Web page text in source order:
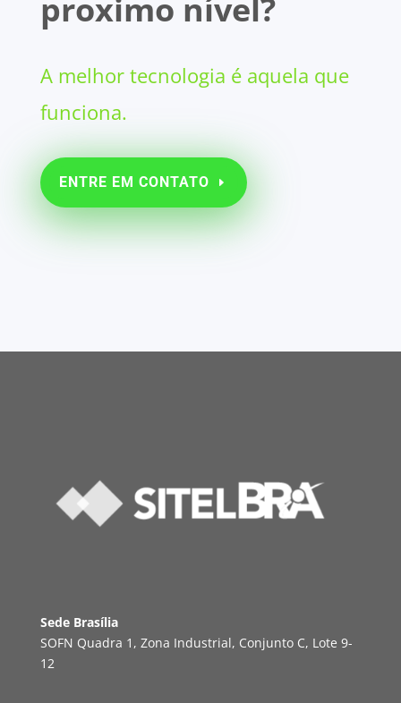
proximo nível?
A melhor tecnologia é aquela que
funciona.
ENTRE EM CONTATO
Sede Brasília
SOFN Quadra 1, Zona Industrial, Conjunto C, Lote 9-
12